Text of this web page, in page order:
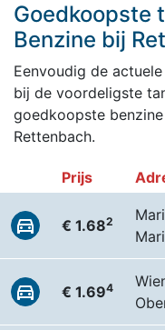
Goedkoopste
Benzine bij
Eenvoudig de
bij de voordeligste
goedkoopste
Rettenbach.
Prijs
€ 1.682
€ 1.694